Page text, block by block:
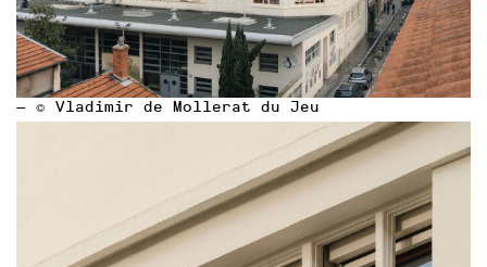
— © Vladimir de Mollerat du Jeu